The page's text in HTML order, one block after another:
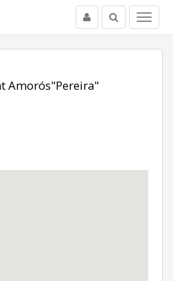
Menu
Buscar
Usuario
Amorós"Pereira"